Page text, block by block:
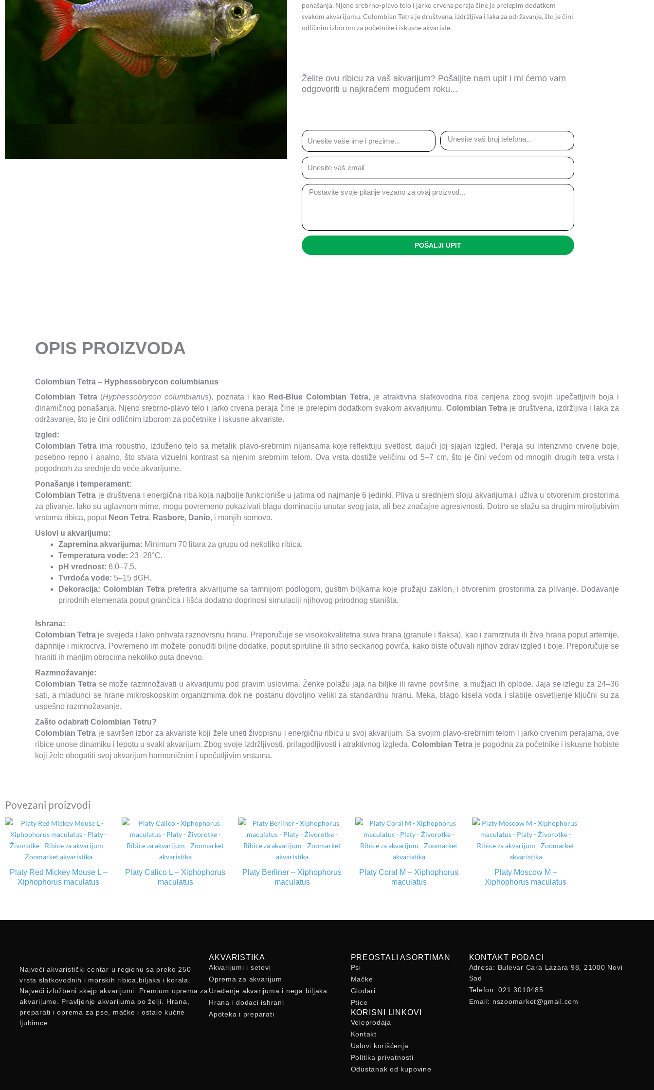
ponašanja. Njeno srebrno-plavo telo i jarko crvena peraja čine je prelepim dodatkom
svakom akvarijumu. Colombian Tetra je društvena, izdržljiva i laka za održavanje, što je čini
odličnim izborom za početnike i iskusne akvariste.
Želite ovu ribicu za vaš akvarijum? Pošaljite nam upit i mi ćemo vam
odgovoriti u najkraćem mogućem roku...
Ime
Email
Message
POŠALJI UPIT
OPIS PROIZVODA
Colombian Tetra – Hyphessobrycon columbianus
Colombian Tetra(Hyphessobrycon columbianus), poznata i kao Red-Blue Colombian Tetra, je atraktivna slatkovodna riba cenjena zbog svojih upečatljivih boja i
dinamičnog ponašanja. Njeno srebrno-plavo telo i jarko crvena peraja čine je prelepim dodatkom svakom akvarijumu. Colombian Tetra je društvena, izdržljiva i laka za
održavanje, što je čini odličnim izborom za početnike i iskusne akvariste.
Izgled:
Colombian Tetraima robustno, izduženo telo sa metalik plavo-srebrnim nijansama koje reflektuju svetlost, dajući joj sjajan izgled. Peraja su intenzivno crvene boje,
posebno repno i analno, što stvara vizuelni kontrast sa njenim srebrnim telom. Ova vrsta dostiže veličinu od 5–7 cm, što je čini većom od mnogih drugih tetra vrsta i
pogodnom za srednje do veće akvarijume.
Ponašanje i temperament:
Colombian Tetra je društvena i energična riba koja najbolje funkcioniše u jatima od najmanje 6 jedinki. Pliva u srednjem sloju akvarijuma i uživa u otvorenim prostorima
za plivanje. Iako su uglavnom mirne, mogu povremeno pokazivati blagu dominaciju unutar svog jata, ali bez značajne agresivnosti. Dobro se slažu sa drugim miroljubivim
vrstama ribica, poput Neon Tetra, Rasbore, Danio, i manjih somova.
Uslovi u akvarijumu:
Zapremina akvarijuma: Minimum 70 litara za grupu od nekoliko ribica.
Temperatura vode: 23–28°C.
pH vrednost: 6,0–7,5.
Tvrdoća vode: 5–15 dGH.
Dekoracija: Colombian Tetrapreferira akvarijume sa tamnijom podlogom, gustim biljkama koje pružaju zaklon, i otvorenim prostorima za plivanje. Dodavanje
prirodnih elemenata poput grančica i lišća dodatno doprinosi simulaciji njihovog prirodnog staništa.
Ishrana:
Colombian Tetra je svejeda i lako prihvata raznovrsnu hranu. Preporučuje se visokokvalitetna suva hrana (granule i flaksa), kao i zamrznuta ili živa hrana poput artemije,
daphnije i mikrocrva. Povremeno im možete ponuditi biljne dodatke, poput spiruline ili sitno seckanog povrća, kako biste očuvali njihov zdrav izgled i boje. Preporučuje se
hraniti ih manjim obrocima nekoliko puta dnevno.
Razmnožavanje:
Colombian Tetrase može razmnožavati u akvarijumu pod pravim uslovima. Ženke polažu jaja na biljke ili ravne površine, a mužjaci ih oplode. Jaja se izlegu za 24–36
sati, a mladunci se hrane mikroskopskim organizmima dok ne postanu dovoljno veliki za standardnu hranu. Meka, blago kisela voda i slabije osvetljenje ključni su za
uspešno razmnožavanje.
Zašto odabrati Colombian Tetru?
Colombian Tetra je savršen izbor za akvariste koji žele uneti živopisnu i energičnu ribicu u svoj akvarijum. Sa svojim plavo-srebrnim telom i jarko crvenim perajama, ove
ribice unose dinamiku i lepotu u svaki akvarijum. Zbog svoje izdržljivosti, prilagodljivosti i atraktivnog izgleda, Colombian Tetra je pogodna za početnike i iskusne hobiste
koji žele obogatiti svoj akvarijum harmoničnim i upečatljivim vrstama.
Povezani proizvodi
Platy Red Mickey Mouse L –
Xiphophorus maculatus
Platy Calico L – Xiphophorus
maculatus
Platy Berliner – Xiphophorus
maculatus
Platy Coral M – Xiphophorus
maculatus
Platy Moscow M –
Xiphophorus maculatus
Najveći akvaristički centar u regionu sa preko 250
vrsta slatkovodnih i morskih ribica,biljaka i korala.
Najveći izložbeni skejp akvarijumi. Premium oprema za
akvarijume. Pravljenje akvarijuma po želji. Hrana,
preparati i oprema za pse, mačke i ostale kućne
ljubimce.
AKVARISTIKA
Akvarijumi i setovi
Oprema za akvarijum
Uređenje akvarijuma i nega biljaka
Hrana i dodaci ishrani
Apoteka i preparati
PREOSTALI ASORTIMAN
Psi
Mačke
Glodari
Ptice
KORISNI LINKOVI
Veleprodaja
Kontakt
Uslovi korišćenja
Politika privatnosti
Odustanak od kupovine
KONTAKT PODACI
Adresa: Bulevar Cara Lazara 98, 21000 Novi
Sad
Telefon: 021 3010485
Email: nszoomarket@gmail.com